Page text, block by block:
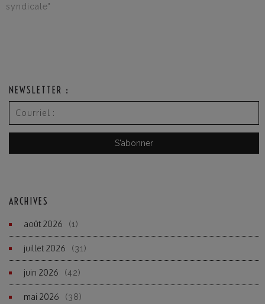
syndicale"
NEWSLETTER :
ARCHIVES
août 2026 (1)
juillet 2026 (31)
juin 2026 (42)
mai 2026 (38)